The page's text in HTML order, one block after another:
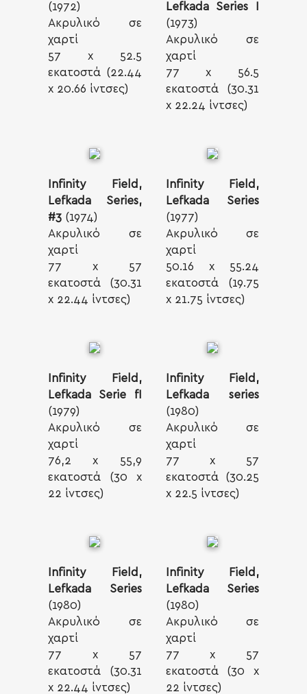
(1972)
Ακρυλικό σε
χαρτί
57 x 52.5
εκατοστά (22.44
x 20.66 ίντσες)
Lefkada Series I
(1973)
Ακρυλικό σε
χαρτί
77 x 56.5
εκατοστά (30.31
x 22.24 ίντσες)
Infinity Field,
Lefkada Series,
#3 (1974)
Ακρυλικό σε
χαρτί
77 x 57
εκατοστά (30.31
x 22.44 ίντσες)
Infinity Field,
Lefkada Series
(1977)
Ακρυλικό σε
χαρτί
50.16 x 55.24
εκατοστά (19.75
x 21.75 ίντσες)
Infinity Field,
Lefkada Serie fI
(1979)
Ακρυλικό σε
χαρτί
76,2 x 55,9
εκατοστά (30 x
22 ίντσες)
Infinity Field,
Lefkada series
(1980)
Ακρυλικό σε
χαρτί
77 x 57
εκατοστά (30.25
x 22.5 ίντσες)
Infinity Field,
Lefkada Series
(1980)
Ακρυλικό σε
χαρτί
77 x 57
εκατοστά (30.31
x 22.44 ίντσες)
Infinity Field,
Lefkada Series
(1980)
Ακρυλικό σε
χαρτί
77 x 57
εκατοστά (30 x
22 ίντσες)